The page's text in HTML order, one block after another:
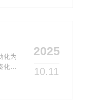
化为
化布
实
模
2025
10.11